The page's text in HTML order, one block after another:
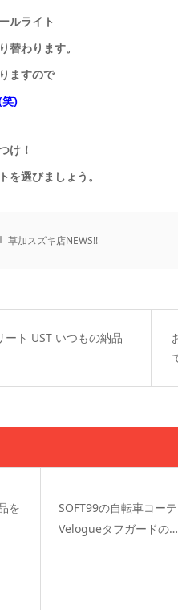
ルライト
替わります。
ますので
笑)
け！
を選びましょう。
草加スズキ店NEWS!!
ト UST いつもの納品
を
SOFT99の自転車コー
Velogueタフガードの…